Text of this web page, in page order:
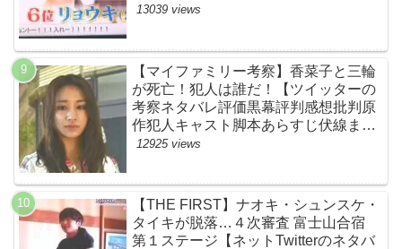
スト・ネットのネタバレ感想考察まと
13039 views
【マイファミリー考察】香菜子と三輪
が死亡！犯人は誰だ！【ツイッターの
考察ネタバレ評価黒幕評判感想批判原
作犯人キャスト脚本あらすじ伏線まと
め】
12925 views
【THE FIRST】ナオキ・シュンスケ・
タイキが脱落…４次審査 富士山合宿
第１ステージ【ネットTwitterのネタバ